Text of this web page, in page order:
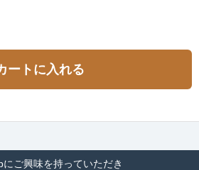
ートに入れる
にご興味を持っていただき